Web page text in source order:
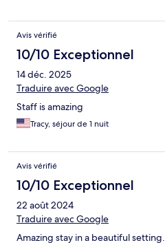
Avis vérifié
10/10 Exceptionnel
14 déc. 2025
Traduire avec Google
Staff is amazing
Tracy, séjour de 1 nuit
Avis vérifié
10/10 Exceptionnel
22 août 2024
Traduire avec Google
Amazing stay in a beautiful setting.